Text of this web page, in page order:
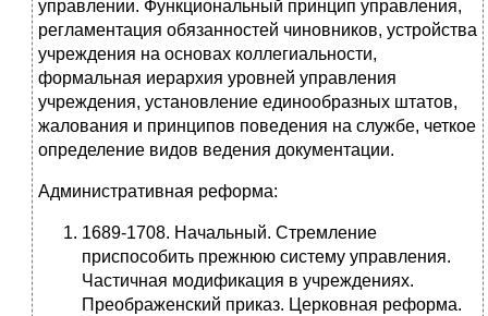
управлении. Функциональный принцип управления,
регламентация обязанностей чиновников, устройства
учреждения на основах коллегиальности,
формальная иерархия уровней управления
учреждения, установление единообразных штатов,
жалования и принципов поведения на службе, четкое
определение видов ведения документации.
Административная реформа:
1689-1708. Начальный. Стремление
приспособить прежнюю систему управления.
Частичная модификация в учреждениях.
Преображенский приказ. Церковная реформа.